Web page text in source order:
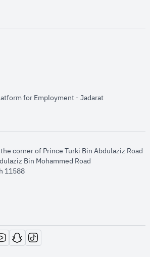
in new window
for Employment - Jadaratopens in new
corner of Prince Turki Bin Abdulaziz Road
Bin Mohammed Road​
11588
window
new window
opens in new window
opens in new window
opens in new window